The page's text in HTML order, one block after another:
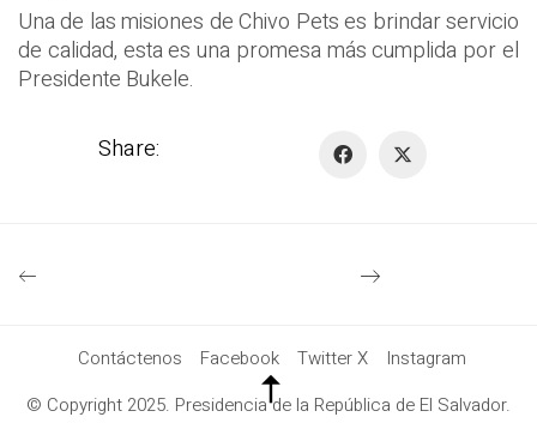
Una de las misiones de Chivo Pets es brindar servicio
de calidad, esta es una promesa más cumplida por el
Presidente Bukele.
Share:
Contáctenos Facebook Twitter X
Instagram
© Copyright 2025. Presidencia de la República de El Salvador.